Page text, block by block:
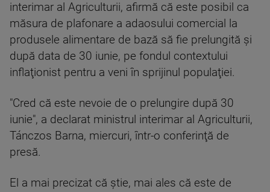
interimar al Agriculturii, afirmă că este posibil ca
măsura de plafonare a adaosului comercial la
produsele alimentare de bază să fie prelungită şi
după data de 30 iunie, pe fondul contextului
inflaţionist pentru a veni în sprijinul populaţiei.
"Cred că este nevoie de o prelungire după 30
iunie", a declarat ministrul interimar al Agriculturii,
Tánczos Barna, miercuri, într-o conferinţă de
presă.
El a mai precizat că ştie, mai ales că este de